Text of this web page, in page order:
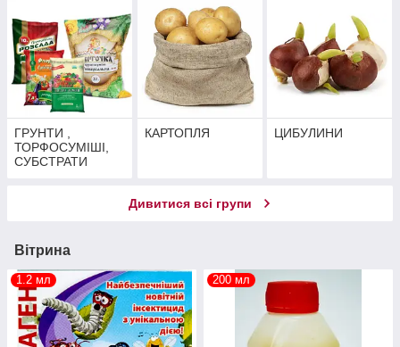
ГРУНТИ ,
ТОРФОСУМІШІ,
СУБСТРАТИ
КАРТОПЛЯ ЦИБУЛИНИ
Дивитися всі групи
Вітрина
1.2 мл 200 мл